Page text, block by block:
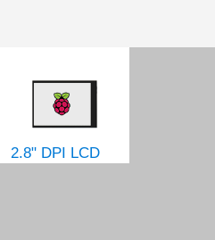
2.8" DPI LCD